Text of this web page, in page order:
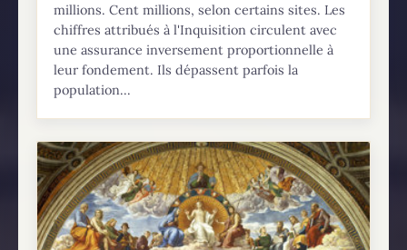
millions. Cent millions, selon certains sites. Les
chiffres attribués à l'Inquisition circulent avec
une assurance inversement proportionnelle à
leur fondement. Ils dépassent parfois la
population...